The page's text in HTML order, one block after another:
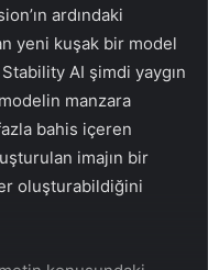
m
e
k
ardındaki
yeni kuşak bir model
AI şimdi yaygın
manzara
bahis içeren
imajın bir
oluşturabildiğini